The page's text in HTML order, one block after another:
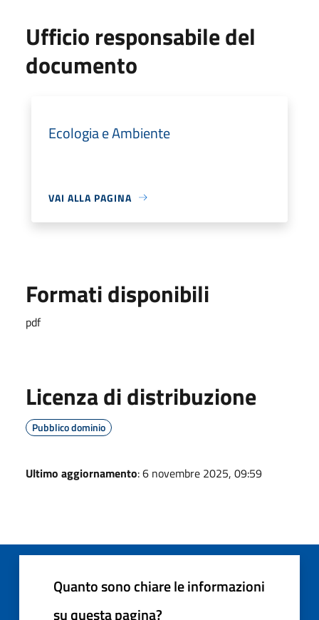
Ufficio responsabile del
documento
Ecologia e Ambiente
VAI ALLA PAGINA
Formati disponibili
pdf
Licenza di distribuzione
Pubblico dominio
Ultimo aggiornamento: 6 novembre 2025, 09:59
Quanto sono chiare le informazioni
su questa pagina?